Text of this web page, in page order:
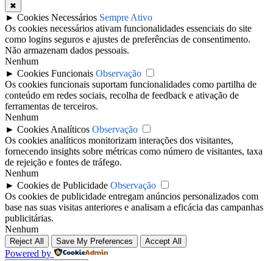
✖
► Cookies Necessários Sempre Ativo
Os cookies necessários ativam funcionalidades essenciais do site
como logins seguros e ajustes de preferências de consentimento.
Não armazenam dados pessoais.
Nenhum
► Cookies Funcionais Observação
Os cookies funcionais suportam funcionalidades como partilha de
conteúdo em redes sociais, recolha de feedback e ativação de
ferramentas de terceiros.
Nenhum
► Cookies Analíticos Observação
Os cookies analíticos monitorizam interações dos visitantes,
fornecendo insights sobre métricas como número de visitantes, taxa
de rejeição e fontes de tráfego.
Nenhum
► Cookies de Publicidade Observação
Os cookies de publicidade entregam anúncios personalizados com
base nas suas visitas anteriores e analisam a eficácia das campanhas
publicitárias.
Nenhum
Reject All Save My Preferences Accept All
Powered by